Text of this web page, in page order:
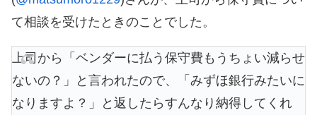
て相談を受けたときのことでした。
上司から「ベンダーに払う保守費もうちょい減らせ
ないの？」と言われたので、「みずほ銀行みたいに
なりますよ？」と返したらすんなり納得してくれ